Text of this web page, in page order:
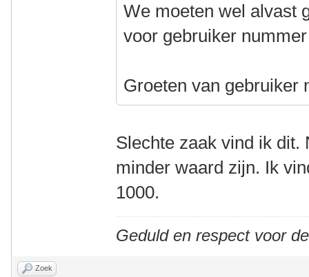
We moeten wel alvast
voor gebruiker
Groeten van gebruiker
Slechte zaak vind ik dit.
minder waard zijn. Ik
1000.
Geduld en respect voor
Zoek